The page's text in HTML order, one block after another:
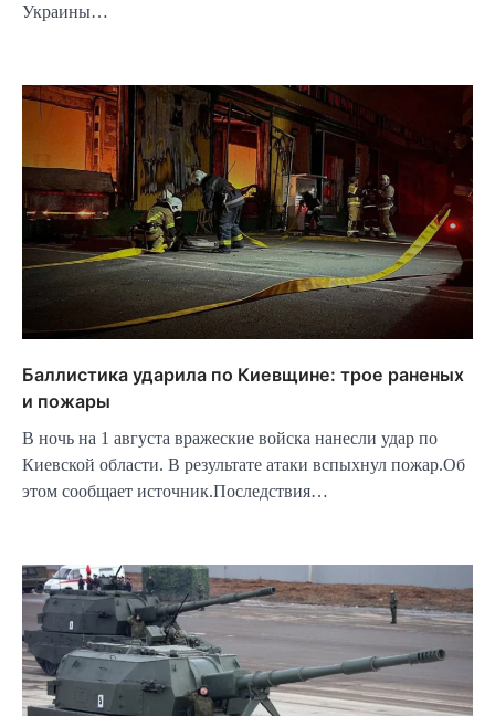
Украины…
Баллистика ударила по Киевщине: трое раненых
и пожары
В ночь на 1 августа вражеские войска нанесли удар по
Киевской области. В результате атаки вспыхнул пожар.Об
этом сообщает источник.Последствия…